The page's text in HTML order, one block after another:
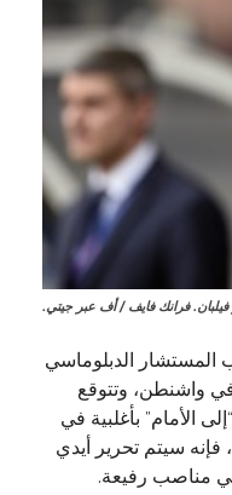
فيلبان. فرانك فايف / أف عبر جيتي.
الدبلوماسي
واشنطن، وتتوقع
الأمام” بأغلبية في
فإنه سيتم تحرير أيدي
مناصب رفيعة.